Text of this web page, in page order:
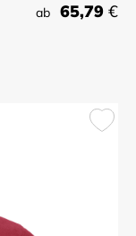
ab 65,79 €